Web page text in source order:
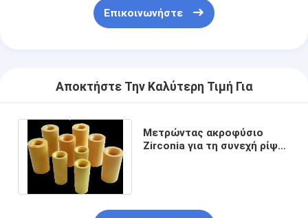
Επικοινωνήστε
Αποκτήστε Την Καλύτερη Τιμή Για
Μετρώντας ακροφύσιο
Zirconia για τη συνεχή ρίψη